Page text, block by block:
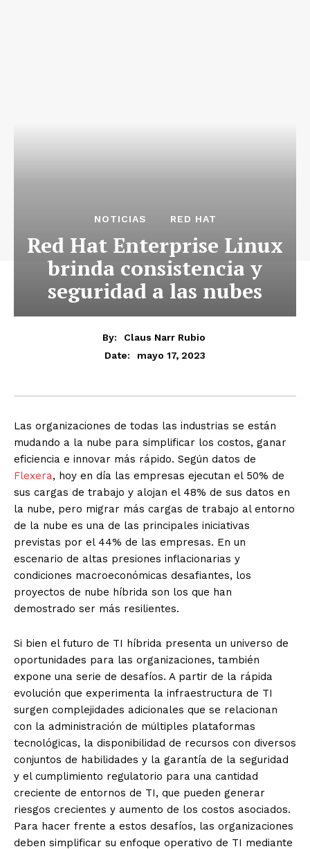
NOTICIAS RED HAT
Red Hat Enterprise Linux
brinda consistencia y
seguridad a las nubes
By:
Claus Narr Rubio
Date:
mayo 17, 2023
Las organizaciones de todas las industrias se están
mudando a la nube para simplificar los costos, ganar
eficiencia e innovar más rápido. Según datos de
Flexera, hoy en día las empresas ejecutan el 50% de
sus cargas de trabajo y alojan el 48% de sus datos en
la nube, pero migrar más cargas de trabajo al entorno
de la nube es una de las principales iniciativas
previstas por el 44% de las empresas. En un
escenario de altas presiones inflacionarias y
condiciones macroeconómicas desafiantes, los
proyectos de nube híbrida son los que han
demostrado ser más resilientes.
Si bien el futuro de TI híbrida presenta un universo de
oportunidades para las organizaciones, también
expone una serie de desafíos. A partir de la rápida
evolución que experimenta la infraestructura de TI
surgen complejidades adicionales que se relacionan
con la administración de múltiples plataformas
tecnológicas, la disponibilidad de recursos con diversos
conjuntos de habilidades y la garantía de la seguridad
y el cumplimiento regulatorio para una cantidad
creciente de entornos de TI, que pueden generar
riesgos crecientes y aumento de los costos asociados.
Para hacer frente a estos desafíos, las organizaciones
deben simplificar su enfoque operativo de TI mediante